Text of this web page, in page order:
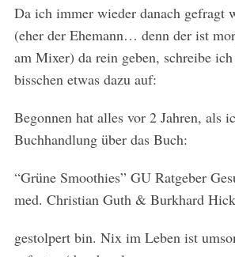
Da ich immer wieder danach gefragt
(eher der Ehemann… denn der ist
am Mixer) da rein geben, schreibe
bisschen etwas dazu auf:
Begonnen hat alles vor 2 Jahren, als
Buchhandlung über das Buch:
“Grüne Smoothies” GU Ratgeber
med. Christian Guth & Burkhard
gestolpert bin. Nix im Leben ist